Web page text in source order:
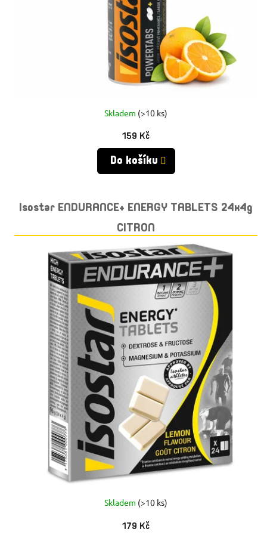
Skladem (>10 ks)
159 Kč
Do košíku
Isostar ENDURANCE+ ENERGY TABLETS 24x4g
CITRON
Skladem (>10 ks)
179 Kč